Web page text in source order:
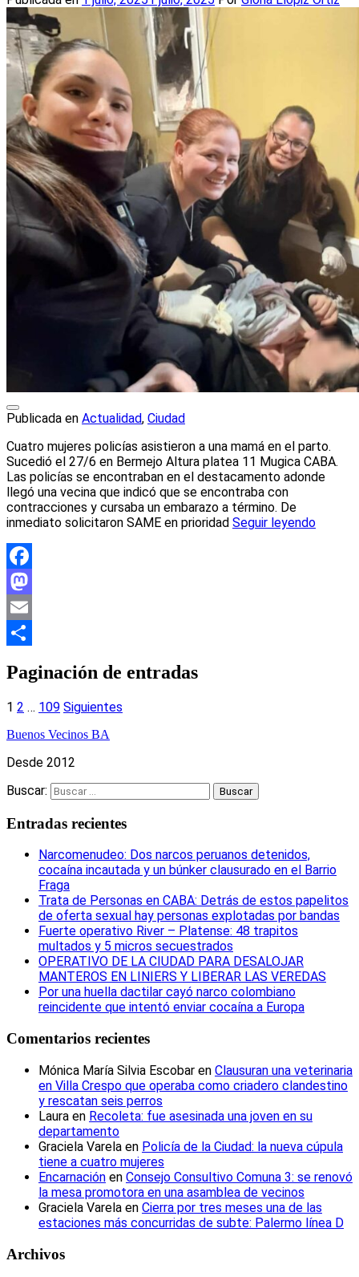
Publicada en Actualidad, Ciudad
Cuatro mujeres policías asistieron a una mamá en el parto.
Sucedió el 27/6 en Bermejo Altura platea 11 Mugica CABA.
Las policías se encontraban en el destacamento adonde
llegó una vecina que indicó que se encontraba con
contracciones y cursaba un embarazo a término. De
inmediato solicitaron SAME en prioridad Seguir leyendo
Facebook
Mastodon
Email
Paginación de entradas
1 2 … 109 Siguientes
Buenos Vecinos BA
Desde 2012
Buscar:
Entradas recientes
Narcomenudeo: Dos narcos peruanos detenidos,
cocaína incautada y un búnker clausurado en el Barrio
Fraga
Trata de Personas en CABA: Detrás de estos papelitos
de oferta sexual hay personas explotadas por bandas
Fuerte operativo River – Platense: 48 trapitos
multados y 5 micros secuestrados
OPERATIVO DE LA CIUDAD PARA DESALOJAR
MANTEROS EN LINIERS Y LIBERAR LAS VEREDAS
Por una huella dactilar cayó narco colombiano
reincidente que intentó enviar cocaína a Europa
Comentarios recientes
Mónica María Silvia Escobar en Clausuran una veterinaria
en Villa Crespo que operaba como criadero clandestino
y rescatan seis perros
Laura en Recoleta: fue asesinada una joven en su
departamento
Graciela Varela en Policía de la Ciudad: la nueva cúpula
tiene a cuatro mujeres
Encarnación en Consejo Consultivo Comuna 3: se renovó
la mesa promotora en una asamblea de vecinos
Graciela Varela en Cierra por tres meses una de las
estaciones más concurridas de subte: Palermo línea D
Archivos